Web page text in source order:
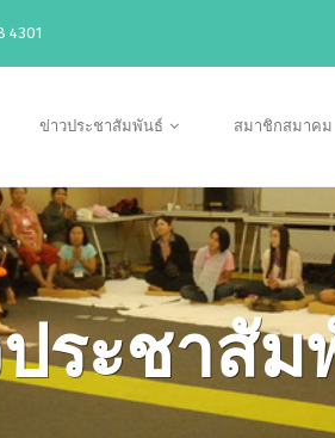
4301
ข่าวประชาสัมพันธ์ สมาชิกสมาคม
ระชาสัม